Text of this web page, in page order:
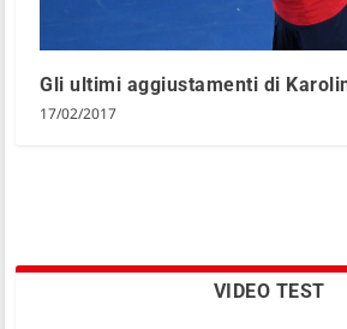
Gli ultimi aggiustamenti di
17/02/2017
VIDEO TEST